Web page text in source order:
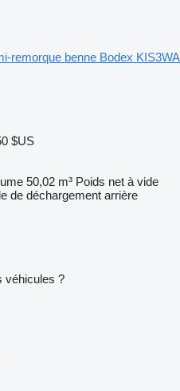
remorque benne Bodex KIS3WA
$US
50,02 m³ Poids net à vide
de déchargement arrière
véhicules ?